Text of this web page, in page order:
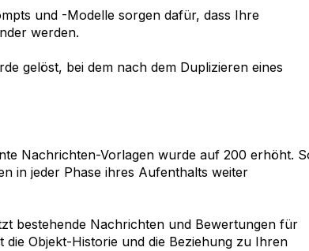
und -Modelle sorgen dafür, dass Ihre
werden.
gelöst, bei dem nach dem Duplizieren eines
Nachrichten-Vorlagen wurde auf 200 erhöht.
in jeder Phase ihres Aufenthalts weiter
bestehende Nachrichten und Bewertungen für
Objekt-Historie und die Beziehung zu Ihren